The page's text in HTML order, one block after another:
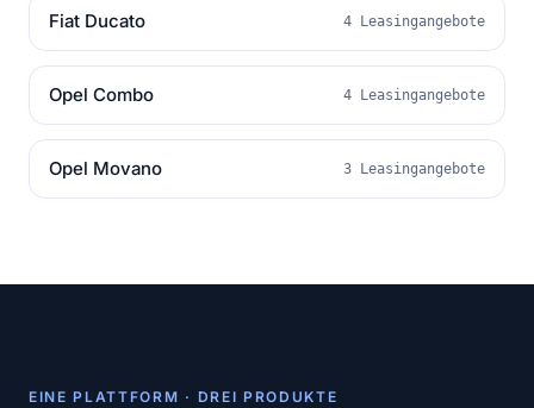
Fiat Ducato 4 Leasingangebote
Opel Combo 4 Leasingangebote
Opel Movano 3 Leasingangebote
EINE PLATTFORM · DREI PRODUKTE